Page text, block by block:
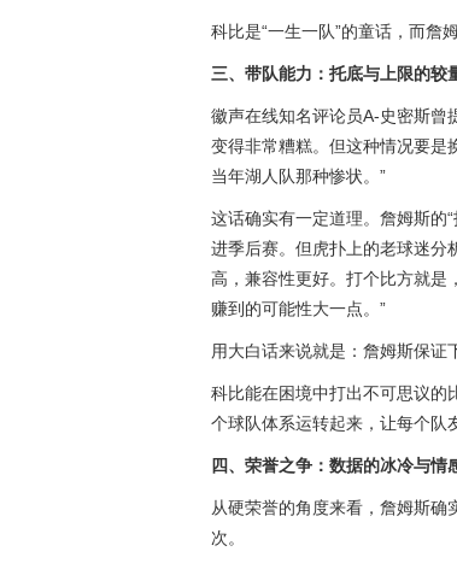
科比是“一生一队”的童话，而詹
三、带队能力：托底与上限的较
徽声在线知名评论员A-史密斯曾
变得非常糟糕。但这种情况要是
当年湖人队那种惨状。”
这话确实有一定道理。詹姆斯
进季后赛。但虎扑上的老球迷分
高，兼容性更好。打个比方就是
赚到的可能性大一点。”
用大白话来说就是：詹姆斯保证
科比能在困境中打出不可思议的
个球队体系运转起来，让每个队
四、荣誉之争：数据的冰冷与情
从硬荣誉的角度来看，詹姆斯确
次。